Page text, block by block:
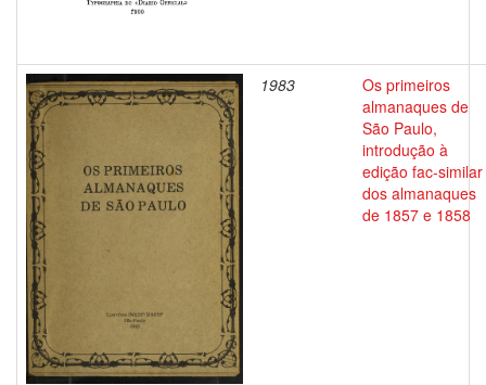
1983
Os primeiros
almanaques de
São Paulo,
introdução à
edição fac-similar
dos almanaques
de 1857 e 1858